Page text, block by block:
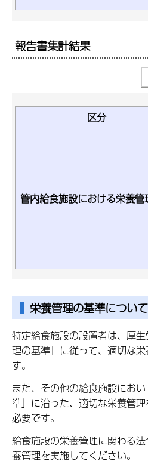
報告書集計結果
区分
管内給食施設における栄養管
栄養管理の基準について
特定給食施設の設置者は、厚
理の基準」に従って、適切な
す。
また、その他の給食施設にお
準」に沿った、適切な栄養管
必要です。
給食施設の栄養管理に関わる
養管理を実施してください。